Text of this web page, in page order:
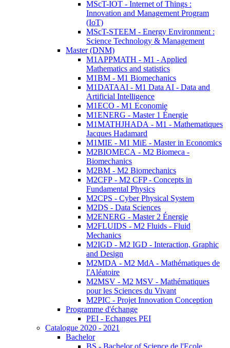
MScT-IOT - Internet of Things :
Innovation and Management Program
(IoT)
MScT-STEEM - Energy Environment :
Science Technology & Management
Master (DNM)
M1APPMATH - M1 - Applied
Mathematics and statistics
M1BM - M1 Biomechanics
M1DATAAI - M1 Data AI - Data and
Artificial Intelligence
M1ECO - M1 Economie
M1ENERG - Master 1 Énergie
M1MATHJHADA - M1 - Mathematiques
Jacques Hadamard
M1MIE - M1 MiE - Master in Economics
M2BIOMECA - M2 Biomeca -
Biomechanics
M2BM - M2 Biomechanics
M2CFP - M2 CFP - Concepts in
Fundamental Physics
M2CPS - Cyber Physical System
M2DS - Data Sciences
M2ENERG - Master 2 Énergie
M2FLUIDS - M2 Fluids - Fluid
Mechanics
M2IGD - M2 IGD - Interaction, Graphic
and Design
M2MDA - M2 MdA - Mathématiques de
l'Aléatoire
M2MSV - M2 MSV - Mathématiques
pour les Sciences du Vivant
M2PIC - Projet Innovation Conception
Programme d'échange
PEI - Echanges PEI
Catalogue 2020 - 2021
Bachelor
BS - Bachelor of Science de l'Ecole